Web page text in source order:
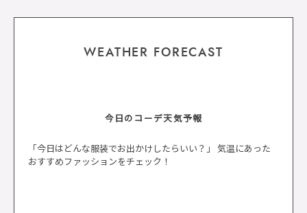
WEATHER FORECAST
今日のコーデ天気予報
「今日はどんな服装でお出かけしたらいい？」 気温にあった
おすすめファッションをチェック！